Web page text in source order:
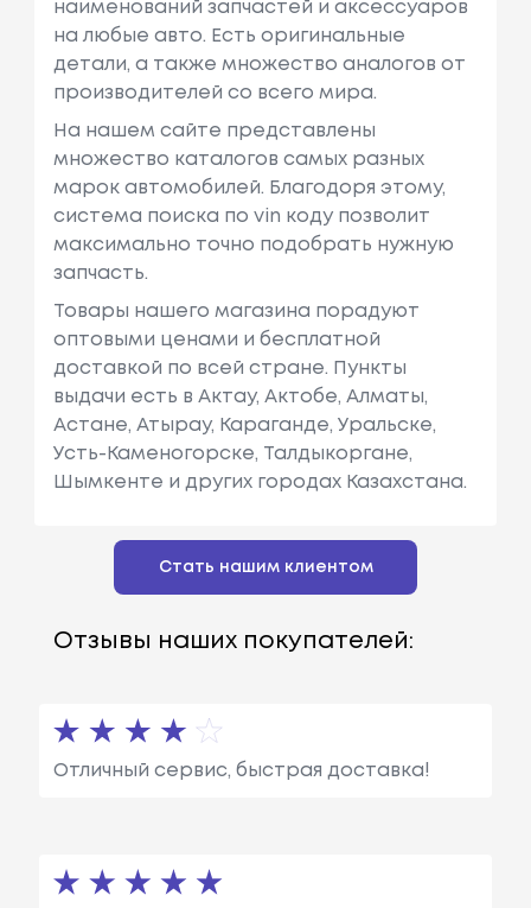
наименований запчастей и аксессуаров
на любые авто. Есть оригинальные
детали, а также множество аналогов от
производителей со всего мира.
На нашем сайте представлены
множество каталогов самых разных
марок автомобилей. Благодоря этому,
система поиска по vin коду позволит
максимально точно подобрать нужную
запчасть.
Товары нашего магазина порадуют
оптовыми ценами и бесплатной
доставкой по всей стране. Пункты
выдачи есть в Актау, Актобе, Алматы,
Астане, Атырау, Караганде, Уральске,
Усть-Каменогорске, Талдыкоргане,
Шымкенте и других городах Казахстана.
Стать нашим клиентом
Отзывы наших покупателей:
Отличный сервис, быстрая доставка!